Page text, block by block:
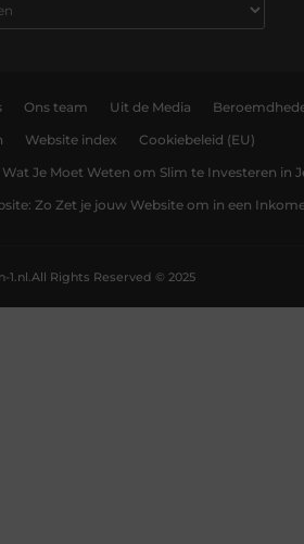
Ons team Uit de Media
Website index Cookiebeleid (EU)
Je Moet Weten om Slim te Investeren in
Zo Zet je jouw Website om in een
All Rights Reserved © 2025
1.nl.